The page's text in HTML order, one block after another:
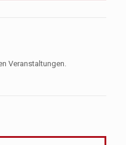
Veranstaltungen.